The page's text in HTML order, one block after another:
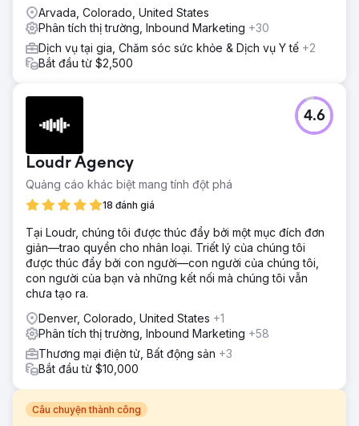
Arvada, Colorado, United States
Phân tích thị trường, Inbound Marketing +30
Dịch vụ tại gia, Chăm sóc sức khỏe & Dịch vụ Y tế +2
Bắt đầu từ $2,500
Loudr Agency
Quảng cáo khác biệt mang tính đột phá
18 đánh giá
4.6
Tại Loudr, chúng tôi được thúc đẩy bởi một mục đích đơn
giản—trao quyền cho nhân loại. Triết lý của chúng tôi
được thúc đẩy bởi con người—con người của chúng tôi,
con người của bạn và những kết nối mà chúng tôi vẫn
chưa tạo ra.
Denver, Colorado, United States +1
Phân tích thị trường, Inbound Marketing +58
Thương mại điện tử, Bất động sản +3
Bắt đầu từ $10,000
Câu chuyện thành công